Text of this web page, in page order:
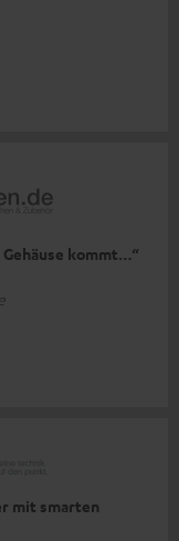
kommt…“
mit smarten